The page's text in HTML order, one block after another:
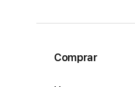
Comprar